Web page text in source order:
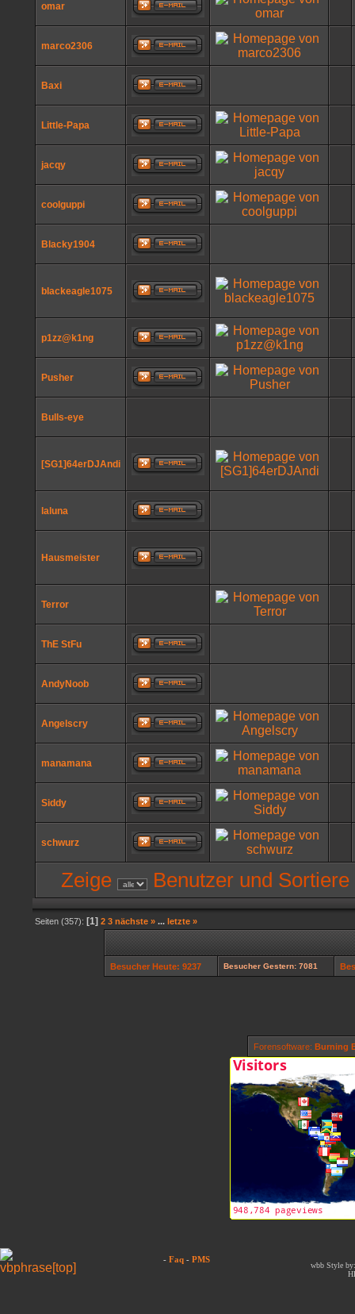
omar
marco2306
Baxi
Little-Papa
jacqy
coolguppi
Blacky1904
blackeagle1075
p1zz@k1ng
Pusher
Bulls-eye
[SG1]64erDJAndi
laluna
Hausmeister
Terror
ThE StFu
AndyNoob
Angelscry
manamana
Siddy
schwurz
Zeige Benutzer und
Seiten (357): [1] 2 3 nächste » ... letzte »
Besucher Heute: 9237 Besucher Gestern: 7081
Forensoftware: Burning
- Faq - PMS
wbb Style